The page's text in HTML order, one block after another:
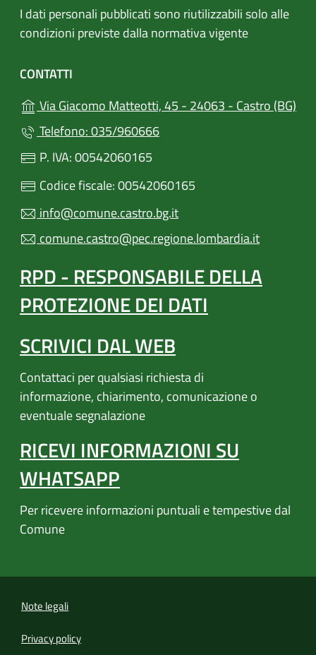
I dati personali pubblicati sono riutilizzabili solo alle
condizioni previste dalla normativa vigente
CONTATTI
Via Giacomo Matteotti, 45 - 24063 - Castro (BG)
Telefono: 035/960666
P. IVA: 00542060165
Codice fiscale: 00542060165
info@comune.castro.bg.it
comune.castro@pec.regione.lombardia.it
RPD - RESPONSABILE DELLA
PROTEZIONE DEI DATI
SCRIVICI DAL WEB
Contattaci per qualsiasi richiesta di
informazione, chiarimento, comunicazione o
eventuale segnalazione
RICEVI INFORMAZIONI SU
WHATSAPP
Per ricevere informazioni puntuali e tempestive dal
Comune
Note legali
Privacy policy